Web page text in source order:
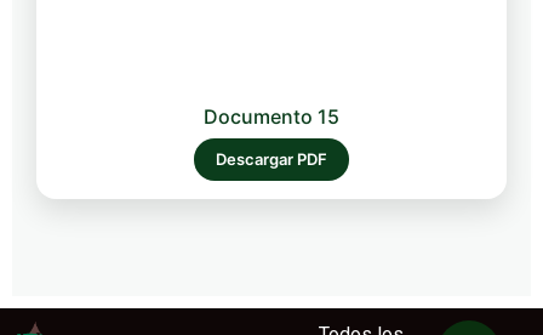
Documento 15
Descargar PDF